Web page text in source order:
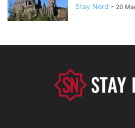
Stay Nerd - 20